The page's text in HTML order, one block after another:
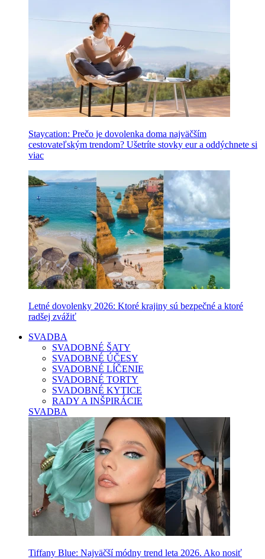
Staycation: Prečo je dovolenka doma najväčším
cestovateľským trendom? Ušetríte stovky eur a oddýchnete si
viac
Letné dovolenky 2026: Ktoré krajiny sú bezpečné a ktoré
radšej zvážiť
SVADBA
SVADOBNÉ ŠATY
SVADOBNÉ ÚČESY
SVADOBNÉ LÍČENIE
SVADOBNÉ TORTY
SVADOBNÉ KYTICE
RADY A INŠPIRÁCIE
SVADBA
Tiffany Blue: Najväčší módny trend leta 2026. Ako nosiť